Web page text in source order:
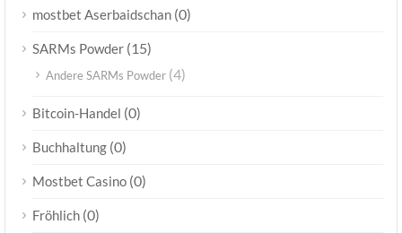
mostbet Aserbaidschan (0)
SARMs Powder (15)
Andere SARMs Powder (4)
Bitcoin-Handel (0)
Buchhaltung (0)
Mostbet Casino (0)
Fröhlich (0)